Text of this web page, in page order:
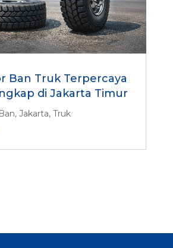
Ban Truk Terpercaya
di Jakarta Timur
Ban, Jakarta, Truk